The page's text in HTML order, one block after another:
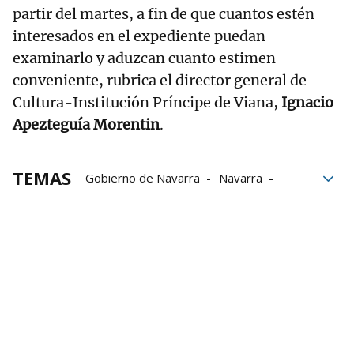
partir del martes, a fin de que cuantos estén
interesados en el expediente puedan
examinarlo y aduzcan cuanto estimen
conveniente, rubrica el director general de
Cultura-Institución Príncipe de Viana, Ignacio
Apezteguía Morentin.
TEMAS Gobierno de Navarra
Navarra